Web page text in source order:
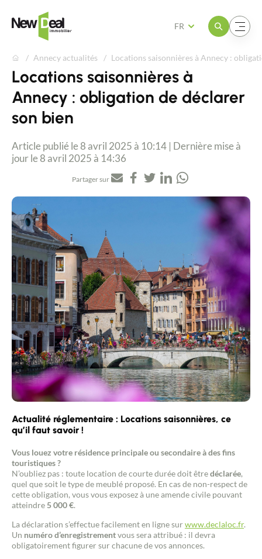
Ouvrir le menuOuvrir le menu
FR
Locations saisonnières à
Annecy : obligation de déclarer
son bien
Annecy actualités Locations saisonnières à Annecy :
Article publié le 8 avril 2025 à 10:14 | Dernière mise à
jour le 8 avril 2025 à 14:36
Partager sur
Actualité réglementaire : Locations saisonnières, ce
qu’il faut savoir !
Vous louez votre résidence principale ou secondaire à des fins
touristiques ?
N’oubliez pas : toute location de courte durée doit êtredéclarée,
quel que soit le type de meublé proposé. En cas de non-respect de
cette obligation, vous vous exposez à une amende civile pouvant
atteindre 5 000 €.
La déclaration s’effectue facilement en ligne surwww.declaloc.fr.
Un numéro d’enregistrementvous sera attribué : il devra
obligatoirement figurer sur chacune de vos annonces.